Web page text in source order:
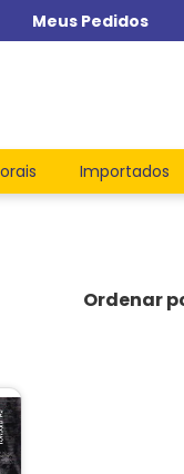
Meus Pedidos
Importados